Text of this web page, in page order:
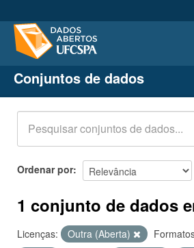
Conjuntos de dados
Organizações
Grupos
Sobre
Conjuntos de dados
Ordenar por
1 conjunto de dados
Licenças: Outra (Aberta)